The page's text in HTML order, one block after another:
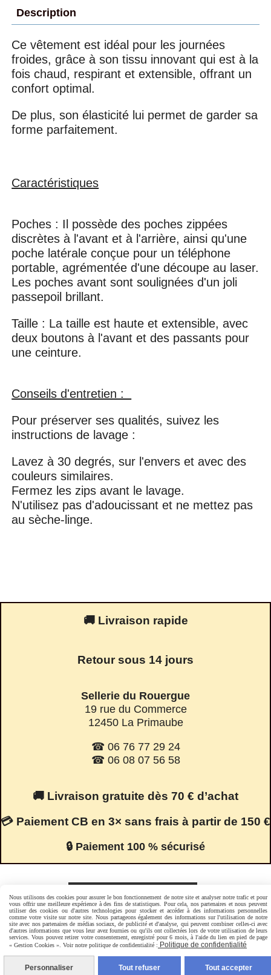
Description
Ce vêtement est idéal pour les journées
froides, grâce à son tissu innovant qui est à la
fois chaud, respirant et extensible, offrant un
confort optimal.
De plus, son élasticité lui permet de garder sa
forme parfaitement.
Caractéristiques
Poches : Il possède des poches zippées
discrètes à l'avant et à l'arrière, ainsi qu'une
poche latérale conçue pour un téléphone
portable, agrémentée d'une découpe au laser.
Les poches avant sont soulignées d'un joli
passepoil brillant.
Taille : La taille est haute et extensible, avec
deux boutons à l'avant et des passants pour
une ceinture.
Conseils d'entretien :
Pour préserver ses qualités, suivez les
instructions de lavage :
Lavez à 30 degrés, sur l'envers et avec des
couleurs similaires.
Fermez les zips avant le lavage.
N'utilisez pas d'adoucissant et ne mettez pas
au sèche-linge.
🚚 Livraison rapide
Retour sous 14 jours
Sellerie du Rouergue
19 rue du Commerce
12450 La Primaube
☎ 06 76 77 29 24
☎ 06 08 07 56 58
🚚 Livraison gratuite dès 70 € d’achat
💳 Paiement CB en 3× sans frais à partir de 150 €
🔒 Paiement 100 % sécurisé
Facebook est désactivé. Autoriser
Mentions Légales
Conditions générales de vente
Politique de confidentialité
Gestion cookies Mon Compte
Nous utilisons des cookies pour assurer le bon fonctionnement de notre site et analyser notre trafic et pour
vous offrir une meilleure expérience à des fins de statistiques. Pour cela, nos partenaires et nous peuvent
utiliser des cookies ou d'autres technologies pour stocker et accéder à des informations personnelles
comme votre visite sur notre site. Nous partageons également des informations sur l'utilisation de notre
site avec nos partenaires de médias sociaux, de publicité et d'analyse, qui peuvent combiner celles-ci avec
d'autres informations que vous leur avez fournies ou qu'ils ont collectées lors de votre utilisation de leurs
services. Vous pouvez retirer votre consentement, enregistré pour 6 mois, à l'aide du lien en pied de page
« Gestion Cookies ». Voir notre politique de confidentialité : Politique de confidentialité
Personnaliser Tout refuser Tout accepter